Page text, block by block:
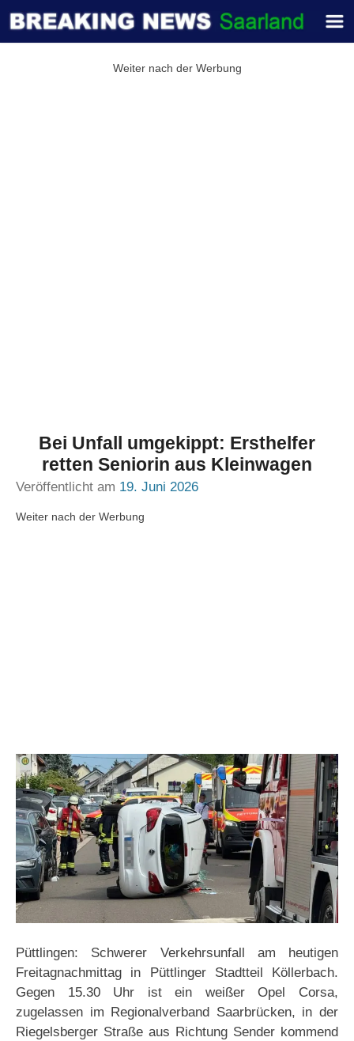
Weiter nach der Werbung
Bei Unfall umgekippt: Ersthelfer
retten Seniorin aus Kleinwagen
Veröffentlicht am 19. Juni 2026
Weiter nach der Werbung
Püttlingen: Schwerer Verkehrsunfall am heutigen
Freitagnachmittag in Püttlinger Stadtteil Köllerbach.
Gegen 15.30 Uhr ist ein weißer Opel Corsa,
zugelassen im Regionalverband Saarbrücken, in der
Riegelsberger Straße aus Richtung Sender kommend